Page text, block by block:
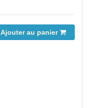
Ajouter au panier